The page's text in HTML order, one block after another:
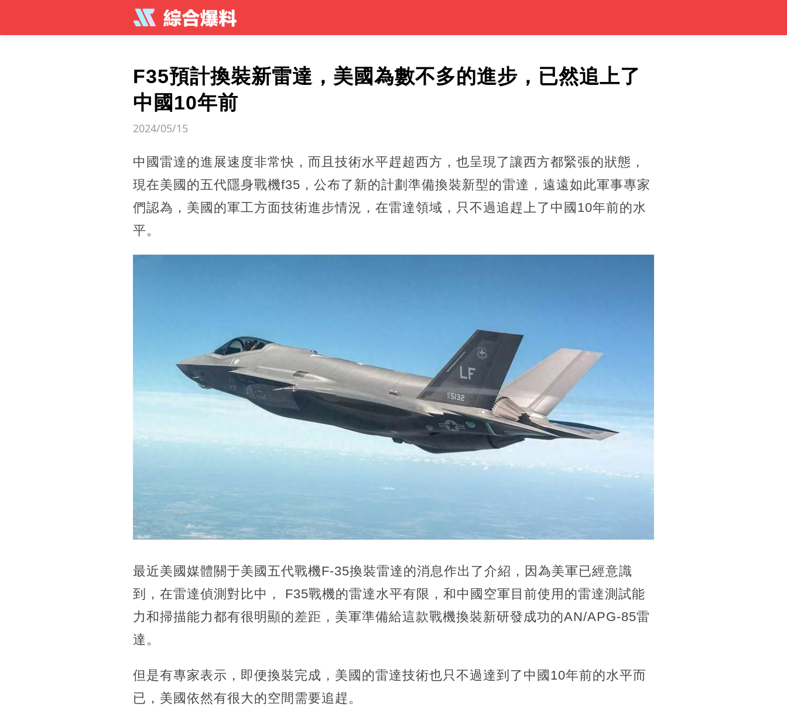
F35預計換裝新雷達，美國為數不多的進步，已然追上了
中國10年前
2024/05/15
中國雷達的進展速度非常快，而且技術水平趕超西方，也呈現了讓西方都緊張的狀態，
現在美國的五代隱身戰機f35，公布了新的計劃準備換裝新型的雷達，遠遠如此軍事專家
們認為，美國的軍工方面技術進步情況，在雷達領域，只不過追趕上了中國10年前的水
平。
最近美國媒體關于美國五代戰機F-35換裝雷達的消息作出了介紹，因為美軍已經意識
到，在雷達偵測對比中， F35戰機的雷達水平有限，和中國空軍目前使用的雷達測試能
力和掃描能力都有很明顯的差距，美軍準備給這款戰機換裝新研發成功的AN/APG-85雷
達。
但是有專家表示，即便換裝完成，美國的雷達技術也只不過達到了中國10年前的水平而
已，美國依然有很大的空間需要追趕。